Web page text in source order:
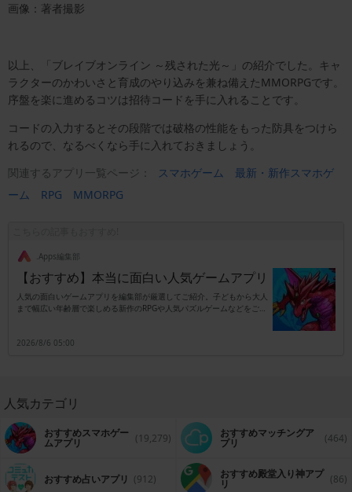
画像：著者撮影
以上、「ブレイブオンライン ～残された光～」の紹介でした。キャ
ラクターのかわいさと育成のやり込みを兼ね備えたMMORPGです。
序盤を楽に進めるコツは招待コードを手に入れることです。
コードの入力するとその段階では破格の性能をもった防具をつけら
れるので、なるべくなら手に入れておきましょう。
関連するアプリ一覧ページ：
スマホゲーム
最新・新作スマホゲ
ーム
RPG MMORPG
.Apps編集部
【おすすめ】本当に面白い人気ゲームアプリ
人気の面白いゲームアプリを編集部が厳選してご紹介。子どもから大人
まで幅広い年齢層で楽しめる新作のRPGや人気パズルゲームなどをご紹
2026/8/6 05:00
人気カテゴリ
おすすめスマホゲー
ムアプリ (19,279) おすすめマッチングア
プリ (464)
おすすめ占いアプリ (912) おすすめ殿堂入り神アプ
リ (86)